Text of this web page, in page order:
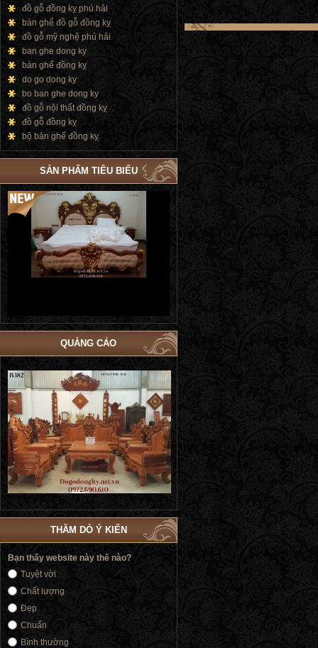
đồ gỗ đồng kỵ phú hải
bàn ghế đồ gỗ đồng kỵ
đồ gỗ mỹ nghệ phú hải
ban ghe dong ky
bàn ghế đồng kỵ
do go dong ky
bo ban ghe dong ky
đồ gỗ nội thất đồng kỵ
đồ gỗ đồng kỵ
bộ bàn ghế đồng kỵ
SẢN PHẨM TIÊU BIỂU
Bộ Giường Ngủ Tủ Áo Phòng Cưới Đẹp
| Đồ Gỗ Phú Hải GN183
Giường Ngủ Victoria Tân Cổ
Vàng | Đồ Gỗ Phú Hải GN176
QUẢNG CÁO
THĂM DÒ Ý KIẾN
Bạn thấy website này thế nào?
Tuyệt vời
Chất lượng
Đẹp
Chuẩn
Bình thường